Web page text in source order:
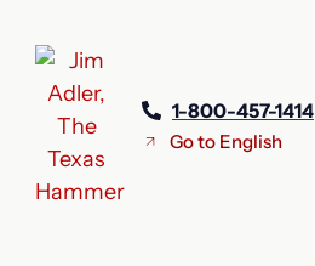
1-800-457-1414
Go to English